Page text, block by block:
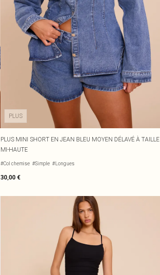
PLUS
PLUS MINI SHORT EN JEAN BLEU MOYEN DÉLAVÉ À TAILLE
MI-HAUTE
#Col chemise #Simple #Longues
30,00 €